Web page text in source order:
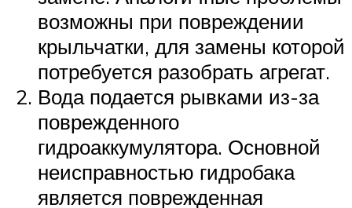
возможны при повреждении
крыльчатки, для замены которой
потребуется разобрать агрегат.
Вода подается рывками из-за
поврежденного
гидроаккумулятора. Основной
неисправностью гидробака
является поврежденная